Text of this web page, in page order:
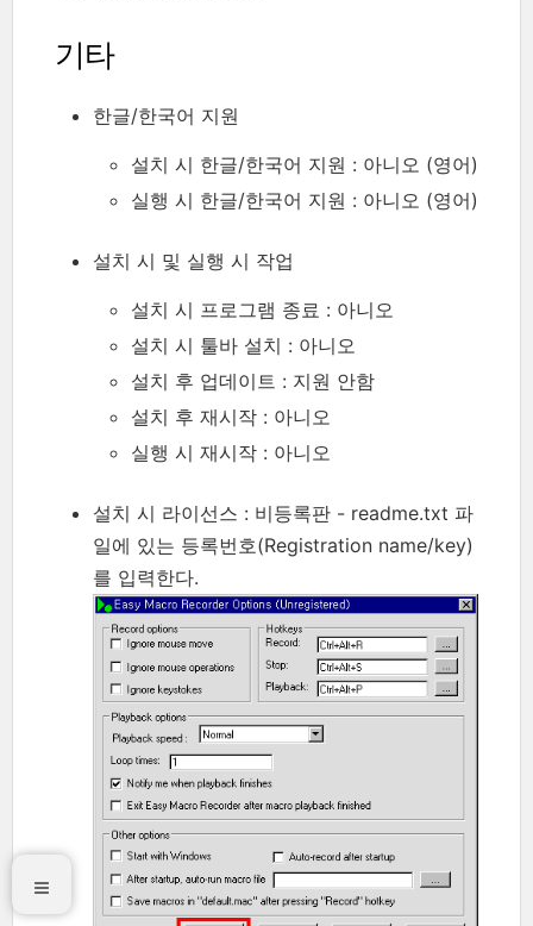
기타
한글/한국어 지원
설치 시 한글/한국어 지원 : 아니오 (영어)
실행 시 한글/한국어 지원 : 아니오 (영어)
설치 시 및 실행 시 작업
설치 시 프로그램 종료 : 아니오
설치 시 툴바 설치 : 아니오
설치 후 업데이트 : 지원 안함
설치 후 재시작 : 아니오
실행 시 재시작 : 아니오
설치 시 라이선스 : 비등록판 - readme.txt 파
일에 있는 등록번호(Registration name/key)
를 입력한다.